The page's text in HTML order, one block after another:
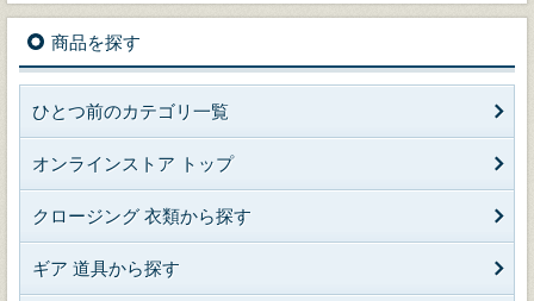
商品を探す
ひとつ前のカテゴリ一覧
オンラインストア トップ
クロージング 衣類から探す
ギア 道具から探す